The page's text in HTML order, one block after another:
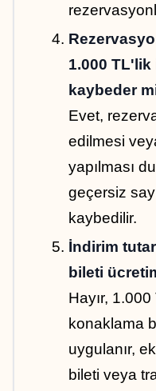
1.000 TL'lik
kaybeder
Evet,
edilmesi
yapılması
geçersiz
kaybedilir.
İndirim
bileti
Hayır,
konaklama
uygulanır,
bileti veya